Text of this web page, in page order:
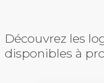
Découvrez les
disponibles à